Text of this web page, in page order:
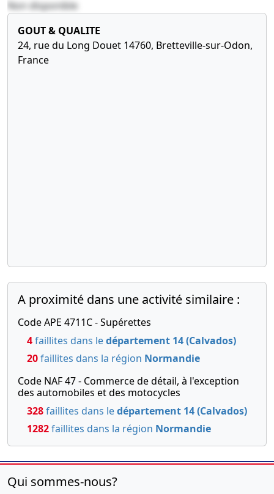
2023
Bilan
des
souscripteurs
Non disponible
GOUT & QUALITE
24, rue du Long Douet 14760, Bretteville-sur-Odon,
France
A proximité dans une activité similaire :
Code APE 4711C - Supérettes
4faillites dans ledépartement 14 (Calvados)
20faillites dans la région Normandie
Code NAF 47 - Commerce de détail, à l'exception
des automobiles et des motocycles
328faillites dans ledépartement 14 (Calvados)
1282faillites dans la région Normandie
Qui sommes-nous?